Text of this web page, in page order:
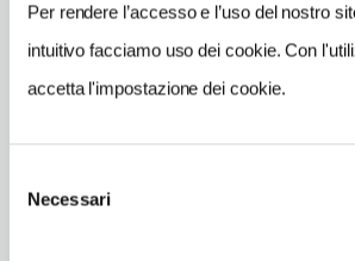
Per rendere l’accesso e l’uso del nostro
intuitivo facciamo uso dei cookie. Con
accetta l'impostazione dei cookie.
delNecessari
www.vignaciampamatteis.it
Info@vignaciampamatteis.it
Apertura: lunedì-sabato 9-13, 16.30-20.
annuale: sempre aperto